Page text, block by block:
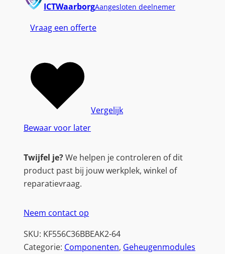
ICTWaarborgAangesloten deelnemer
Vraag een offerte
Bewaar voor later
Vergelijk
Twijfel je?We helpen je controleren of dit
product past bij jouw werkplek, winkel of
reparatievraag.
Neem contact op
SKU: KF556C36BBEAK2-64
Categorie: Componenten, Geheugenmodules